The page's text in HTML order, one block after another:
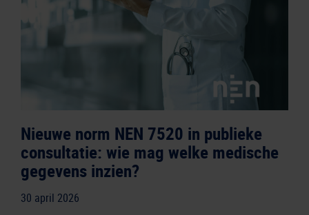
Nieuwe norm NEN 7520 in publieke
consultatie: wie mag welke medische
gegevens inzien?
30 april 2026